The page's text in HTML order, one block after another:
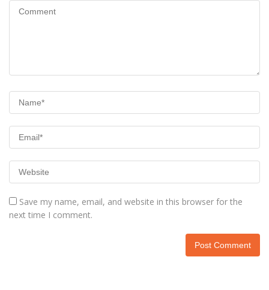
Save my name, email, and website in this browser for the
next time I comment.